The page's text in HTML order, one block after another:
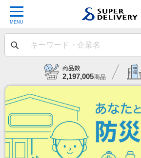
MENU
キーワード・企業名
2,197,005商品